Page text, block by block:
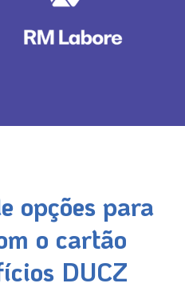
opções para
o cartão
DUCZ